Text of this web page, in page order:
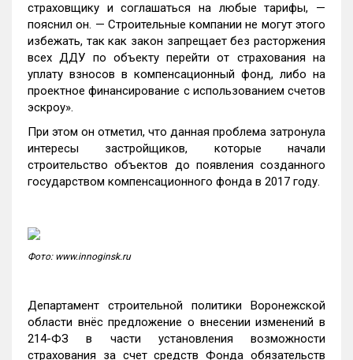
страховщику и соглашаться на любые тарифы, —
пояснил он. — Строительные компании не могут этого
избежать, так как закон запрещает без расторжения
всех ДДУ по объекту перейти от страхования на
уплату взносов в компенсационный фонд, либо на
проектное финансирование с использованием счетов
эскроу».
При этом он отметил, что данная проблема затронула
интересы застройщиков, которые начали
строительство объектов до появления созданного
государством компенсационного фонда в 2017 году.
Фото: www.innoginsk.ru
Департамент строительной политики Воронежской
области внёс предложение о внесении изменений в
214-ФЗ в части установления возможности
страхования за счет средств Фонда обязательств